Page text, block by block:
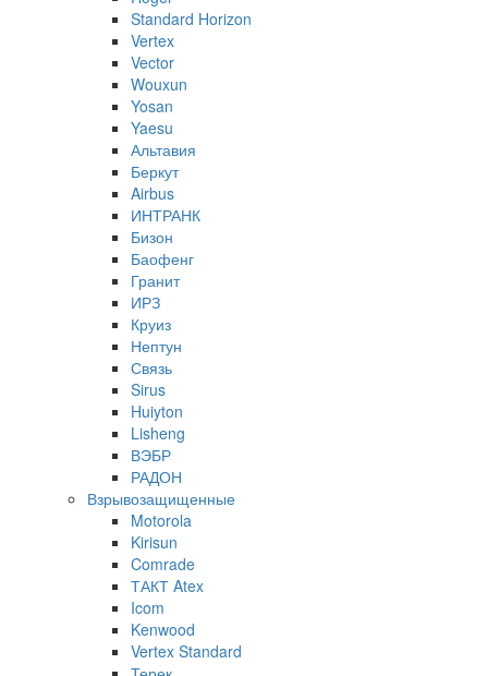
Standard Horizon
Vertex
Vector
Wouxun
Yosan
Yaesu
Альтавия
Беркут
Airbus
ИНТРАНК
Бизон
Баофенг
Гранит
ИРЗ
Круиз
Нептун
Связь
Sirus
Huiyton
Lisheng
ВЭБР
РАДОН
Взрывозащищенные
Motorola
Kirisun
Comrade
ТАКТ Atex
Icom
Kenwood
Vertex Standard